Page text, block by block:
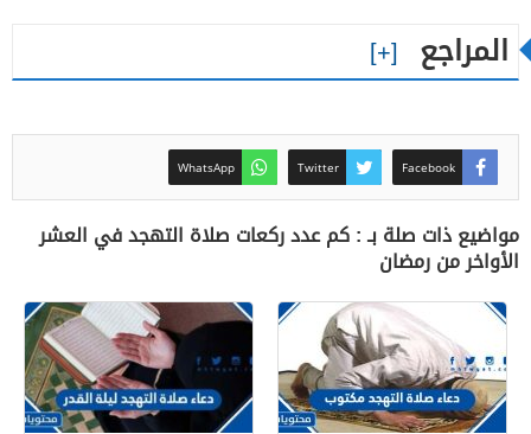
المراجع
Facebook
Twitter
WhatsApp
مواضيع ذات صلة بـ : كم عدد ركعات صلاة التهجد في العشر
الأواخر من رمضان